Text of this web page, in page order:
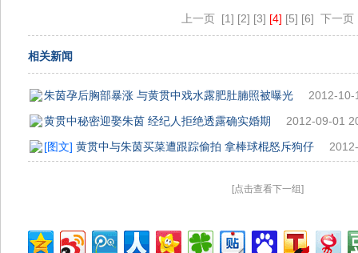
上一页 [1] [2] [3] [4] [5] [6] 下一页
相关新闻
朱茵孕后胸部暴涨 与黄贯中戏水露肥肚腩照被曝光
2012-10-
黄贯中秘密迎娶朱茵 经纪人拒绝透露确实婚期
2012-09-01
[图文] 黄贯中与朱茵买菜遭跟踪偷拍 拿棒球棍怒斥狗仔
[点击查看下一组]